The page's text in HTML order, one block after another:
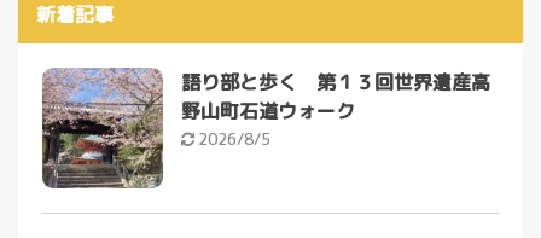
新着記事
語り部と歩く 第１３回世界遺産高
野山町石道ウォーク
2026/8/5